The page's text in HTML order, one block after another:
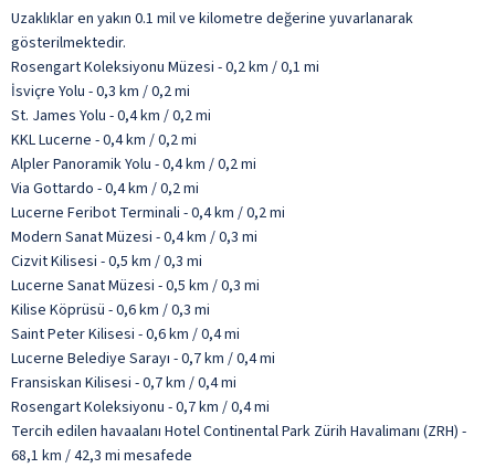
Uzaklıklar en yakın 0.1 mil ve kilometre değerine yuvarlanarak
gösterilmektedir.
Rosengart Koleksiyonu Müzesi - 0,2 km / 0,1 mi
İsviçre Yolu - 0,3 km / 0,2 mi
St. James Yolu - 0,4 km / 0,2 mi
KKL Lucerne - 0,4 km / 0,2 mi
Alpler Panoramik Yolu - 0,4 km / 0,2 mi
Via Gottardo - 0,4 km / 0,2 mi
Lucerne Feribot Terminali - 0,4 km / 0,2 mi
Modern Sanat Müzesi - 0,4 km / 0,3 mi
Cizvit Kilisesi - 0,5 km / 0,3 mi
Lucerne Sanat Müzesi - 0,5 km / 0,3 mi
Kilise Köprüsü - 0,6 km / 0,3 mi
Saint Peter Kilisesi - 0,6 km / 0,4 mi
Lucerne Belediye Sarayı - 0,7 km / 0,4 mi
Fransiskan Kilisesi - 0,7 km / 0,4 mi
Rosengart Koleksiyonu - 0,7 km / 0,4 mi
Tercih edilen havaalanı Hotel Continental Park Zürih Havalimanı (ZRH) -
68,1 km / 42,3 mi mesafede